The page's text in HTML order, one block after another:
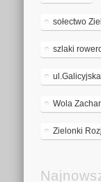
sołectwo
szlaki
ul.Galicyjska
Wola
Zielonki